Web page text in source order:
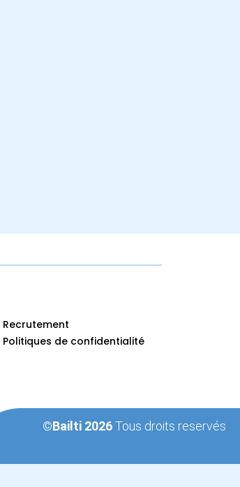
Recrutement
Politiques de confidentialité
©Bailti 2026Tous droits reservés